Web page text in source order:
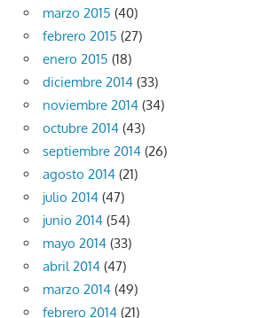
marzo 2015 (40)
febrero 2015 (27)
enero 2015 (18)
diciembre 2014 (33)
noviembre 2014 (34)
octubre 2014 (43)
septiembre 2014 (26)
agosto 2014 (21)
julio 2014 (47)
junio 2014 (54)
mayo 2014 (33)
abril 2014 (47)
marzo 2014 (49)
febrero 2014 (21)